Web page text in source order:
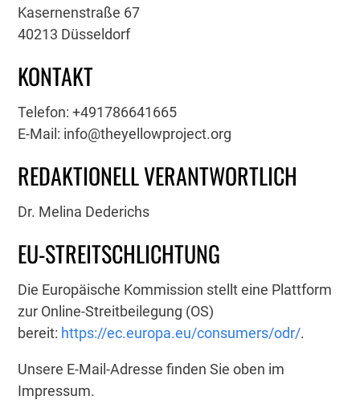
Kasernenstraße 67
40213 Düsseldorf
KONTAKT
Telefon: +491786641665
E-Mail: info@theyellowproject.org
REDAKTIONELL VERANTWORTLICH
Dr. Melina Dederichs
EU-STREITSCHLICHTUNG
Die Europäische Kommission stellt eine Plattform
zur Online-Streitbeilegung (OS)
bereit: https://ec.europa.eu/consumers/odr/.
Unsere E-Mail-Adresse finden Sie oben im
Impressum.